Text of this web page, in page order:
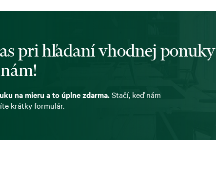
pri hľadaní vhodnej ponuky
na mieru a to úplne zdarma.Stačí, keď nám
krátky formulár.